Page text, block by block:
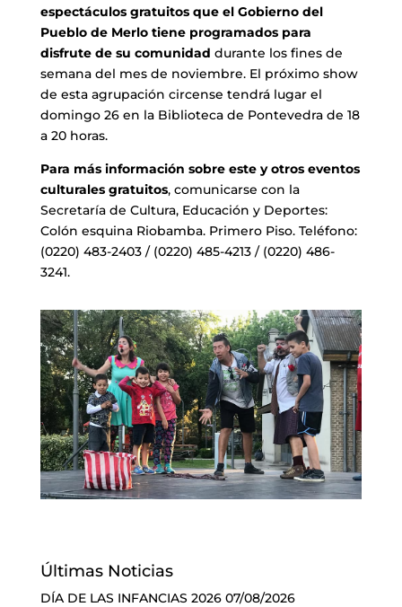
espectáculos gratuitos que el Gobierno del
Pueblo de Merlo tiene programados para
disfrute de su comunidad durante los fines de
semana del mes de noviembre. El próximo show
de esta agrupación circense tendrá lugar el
domingo 26 en la Biblioteca de Pontevedra de 18
a 20 horas.
Para más información sobre este y otros eventos
culturales gratuitos, comunicarse con la
Secretaría de Cultura, Educación y Deportes:
Colón esquina Riobamba. Primero Piso. Teléfono:
(0220) 483-2403 / (0220) 485-4213 / (0220) 486-
3241.
Últimas Noticias
DÍA DE LAS INFANCIAS 2026 07/08/2026